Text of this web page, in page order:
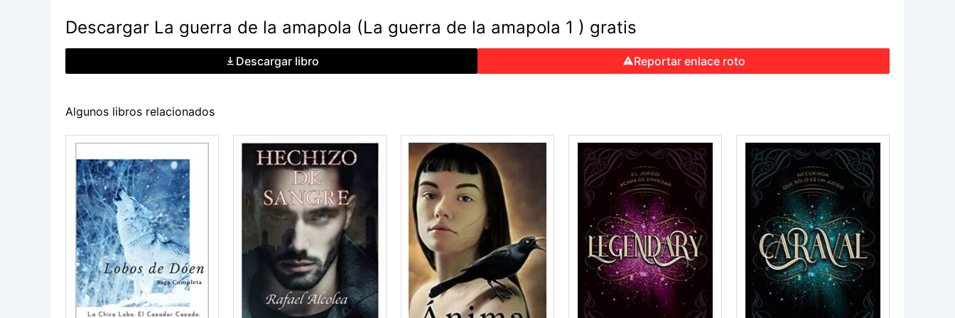
Descargar La guerra de la amapola (La guerra de la amapola 1 ) gratis
Descargar libro Reportar enlace roto
Algunos libros relacionados